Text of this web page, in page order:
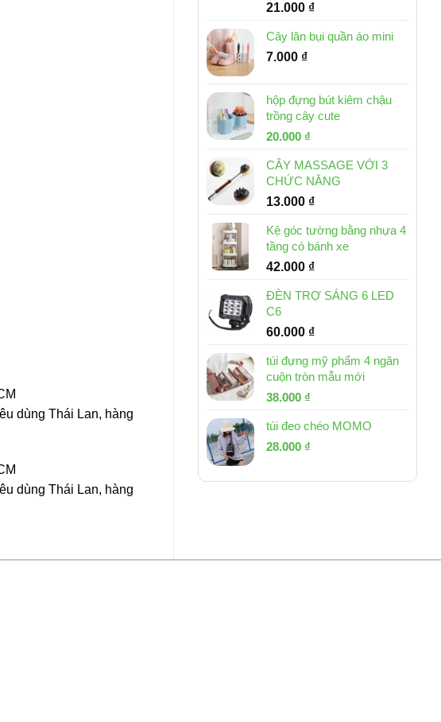
21.000 ₫
Cây lăn bụi quần áo mini
7.000 ₫
hộp đựng bút kiêm chậu
trồng cây cute
Giá
là:
30.000 ₫.
20.000 ₫
tại
là:
20.000 ₫.
CÂY MASSAGE VỚI 3
CHỨC NĂNG
13.000 ₫
Kệ góc tường bằng nhựa 4
tầng có bánh xe
42.000 ₫
ĐÈN TRỢ SÁNG 6 LED
C6
60.000 ₫
túi đựng mỹ phẩm 4 ngăn
cuộn tròn mẫu mới
Giá
là:
53.000 ₫.
38.000 ₫
tại
túi đeo chéo MOMO
Giá
là:
28.000 ₫
tại
dùng Thái Lan, hàng
dùng Thái Lan, hàng